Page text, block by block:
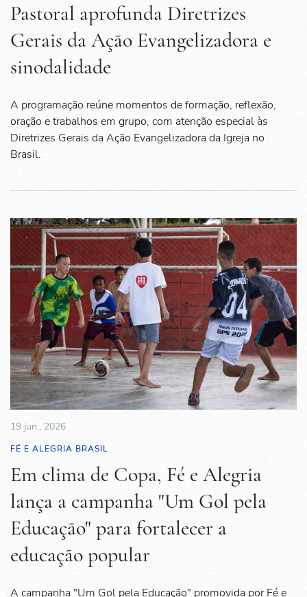
Pastoral aprofunda Diretrizes
Gerais da Ação Evangelizadora e
sinodalidade
A programação reúne momentos de formação, reflexão,
oração e trabalhos em grupo, com atenção especial às
Diretrizes Gerais da Ação Evangelizadora da Igreja no
Brasil.
19 jun., 2026
FÉ E ALEGRIA BRASIL
Em clima de Copa, Fé e Alegria
lança a campanha "Um Gol pela
Educação" para fortalecer a
educação popular
A campanha "Um Gol pela Educação" promovida por Fé e